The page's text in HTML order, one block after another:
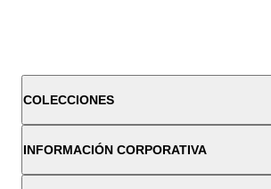
COLECCIONES
INFORMACIÓN CORPORATIVA